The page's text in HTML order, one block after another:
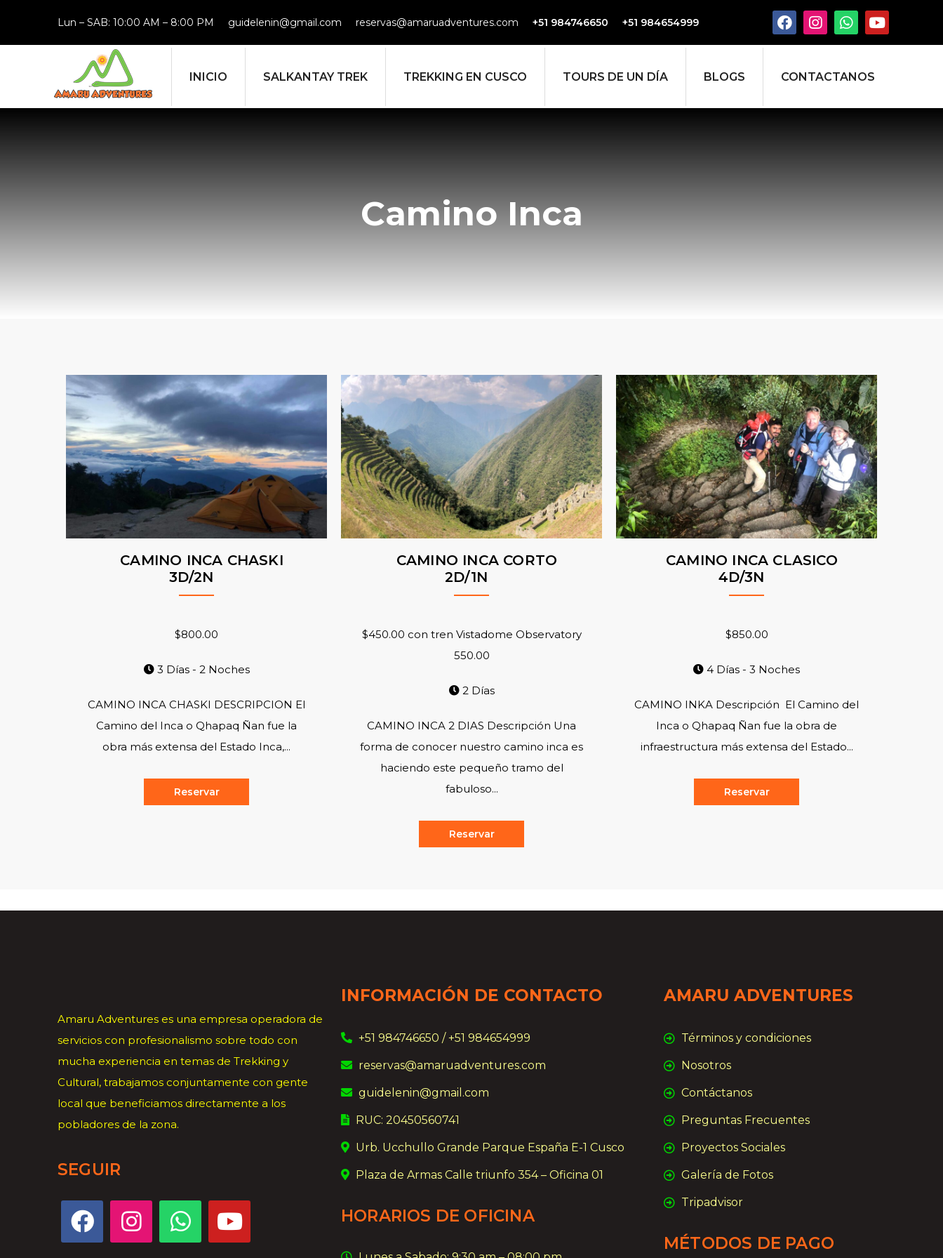
Lun – SAB: 10:00 AM – 8:00 PM guidelenin@gmail.com reservas@amaruadventures.com +51 984746650 +51 984654999
INICIO SALKANTAY TREK TREKKING EN CUSCO TOURS DE UN DÍA BLOGS CONTACTANOS
Camino Inca
CAMINO INCA CHASKI
3D/2N
$800.00
3 Días - 2 Noches
CAMINO INCA CHASKI DESCRIPCION El
Camino del Inca o Qhapaq Ñan fue la
obra más extensa del Estado Inca,...
Reservar
CAMINO INCA CORTO
2D/1N
$450.00 con tren Vistadome Observatory
550.00
2 Días
CAMINO INCA 2 DIAS Descripción Una
forma de conocer nuestro camino inca es
haciendo este pequeño tramo del
fabuloso...
Reservar
CAMINO INCA CLASICO
4D/3N
$850.00
4 Días - 3 Noches
CAMINO INKA Descripción El Camino del
Inca o Qhapaq Ñan fue la obra de
infraestructura más extensa del Estado...
Reservar
Amaru Adventures es una empresa operadora de
servicios con profesionalismo sobre todo con
mucha experiencia en temas de Trekking y
Cultural, trabajamos conjuntamente con gente
local que beneficiamos directamente a los
pobladores de la zona.
SEGUIR
INFORMACIÓN DE CONTACTO
+51 984746650 / +51 984654999
reservas@amaruadventures.com
guidelenin@gmail.com
RUC: 20450560741
Urb. Ucchullo Grande Parque España E-1 Cusco
Plaza de Armas Calle triunfo 354 – Oficina 01
HORARIOS DE OFICINA
AMARU ADVENTURES
Términos y condiciones
Nosotros
Contáctanos
Preguntas Frecuentes
Proyectos Sociales
Galería de Fotos
Tripadvisor
MÉTODOS DE PAGO